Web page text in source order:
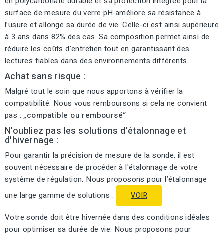
surface de mesure du verre pH améliore sa résistance à
l’usure et allonge sa durée de vie. Celle-ci est ainsi supérieure
à 3 ans dans 82% des cas. Sa composition permet ainsi de
réduire les coûts d’entretien tout en garantissant des
lectures fiables dans des environnements différents.
Achat sans risque :
Malgré tout le soin que nous apportons à vérifier la
compatibilité. Nous vous remboursons si cela ne convient
pas :„compatible ou remboursé“
N'oubliez pas les solutions d'étalonnage et
d'hivernage :
Pour garantir la précision de mesure de la sonde, il est
souvent nécessaire de procéder à l'étalonnage de votre
système de régulation. Nous proposons pour l’étalonnage
une large gamme de solutions :
VOIR
Votre sonde doit être hivernée dans des conditions idéales
pour optimiser sa durée de vie. Nous proposons pour